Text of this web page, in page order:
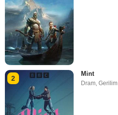
2
Mint
Dram,Gerilim